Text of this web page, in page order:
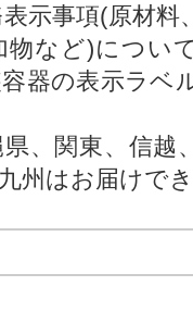
示事項(原材料
物など)につい
器の表示ラベ
、関東、信越
州はお届けで